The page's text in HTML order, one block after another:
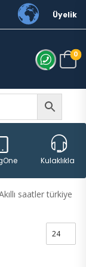
Üyelik
0
Kulaklıklar
saatler türkiye